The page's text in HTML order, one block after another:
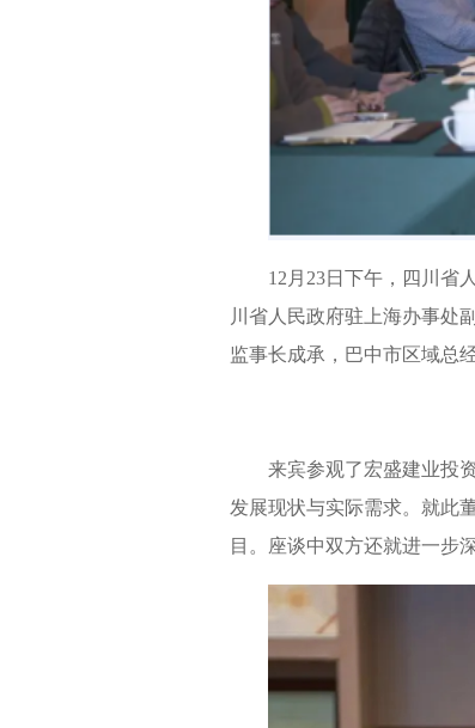
12月23日下午，四川省
川省人民政府驻上海办事处
监事长成承，巴中市区域总
来宾参观了宏盛建业投
发展现状与实际需求。就此
目。座谈中双方还就进一步